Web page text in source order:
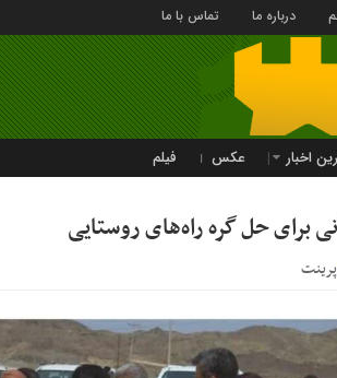
درباره ما تماس با ما
اخبار عکس فیلم
برای حل گره راه‌های روستایی
پرینت